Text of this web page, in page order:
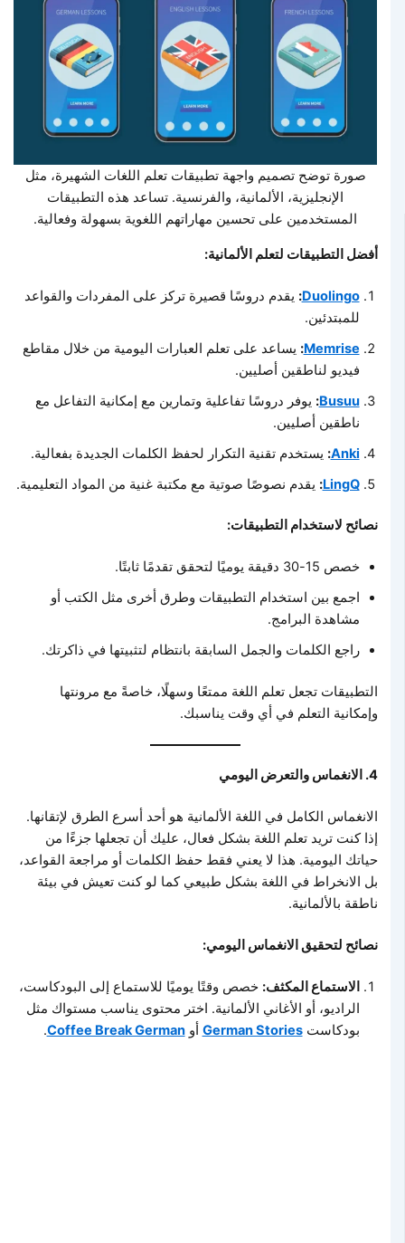
صورة توضح تصميم واجهة تطبيقات تعلم اللغات الشهيرة، مثل
الإنجليزية، الألمانية، والفرنسية. تساعد هذه التطبيقات
المستخدمين على تحسين مهاراتهم اللغوية بسهولة وفعالية.
أفضل التطبيقات لتعلم الألمانية:
Duolingo
:يقدم دروسًا قصيرة تركز على المفردات والقواعد
للمبتدئين.
Memrise
:يساعد على تعلم العبارات اليومية من خلال مقاطع
فيديو لناطقين أصليين.
Busuu
:يوفر دروسًا تفاعلية وتمارين مع إمكانية التفاعل مع
ناطقين أصليين.
Anki
:يستخدم تقنية التكرار لحفظ الكلمات الجديدة بفعالية.
LingQ
:يقدم نصوصًا صوتية مع مكتبة غنية من المواد التعليمية.
نصائح لاستخدام التطبيقات:
خصص 15-30 دقيقة يوميًا لتحقق تقدمًا ثابتًا.
اجمع بين استخدام التطبيقات وطرق أخرى مثل الكتب أو
مشاهدة البرامج.
راجع الكلمات والجمل السابقة بانتظام لتثبيتها في ذاكرتك.
التطبيقات تجعل تعلم اللغة ممتعًا وسهلًا، خاصةً مع مرونتها
وإمكانية التعلم في أي وقت يناسبك.
4. الانغماس والتعرض اليومي
الانغماس الكامل في اللغة الألمانية هو أحد أسرع الطرق لإتقانها.
إذا كنت تريد تعلم اللغة بشكل فعال، عليك أن تجعلها جزءًا من
حياتك اليومية. هذا لا يعني فقط حفظ الكلمات أو مراجعة القواعد،
بل الانخراط في اللغة بشكل طبيعي كما لو كنت تعيش في بيئة
ناطقة بالألمانية.
نصائح لتحقيق الانغماس اليومي:
الاستماع المكثف:خصص وقتًا يوميًا للاستماع إلى البودكاست،
الراديو، أو الأغاني الألمانية. اختر محتوى يناسب مستواك مثل
بودكاستGerman StoriesأوCoffee Break German
.